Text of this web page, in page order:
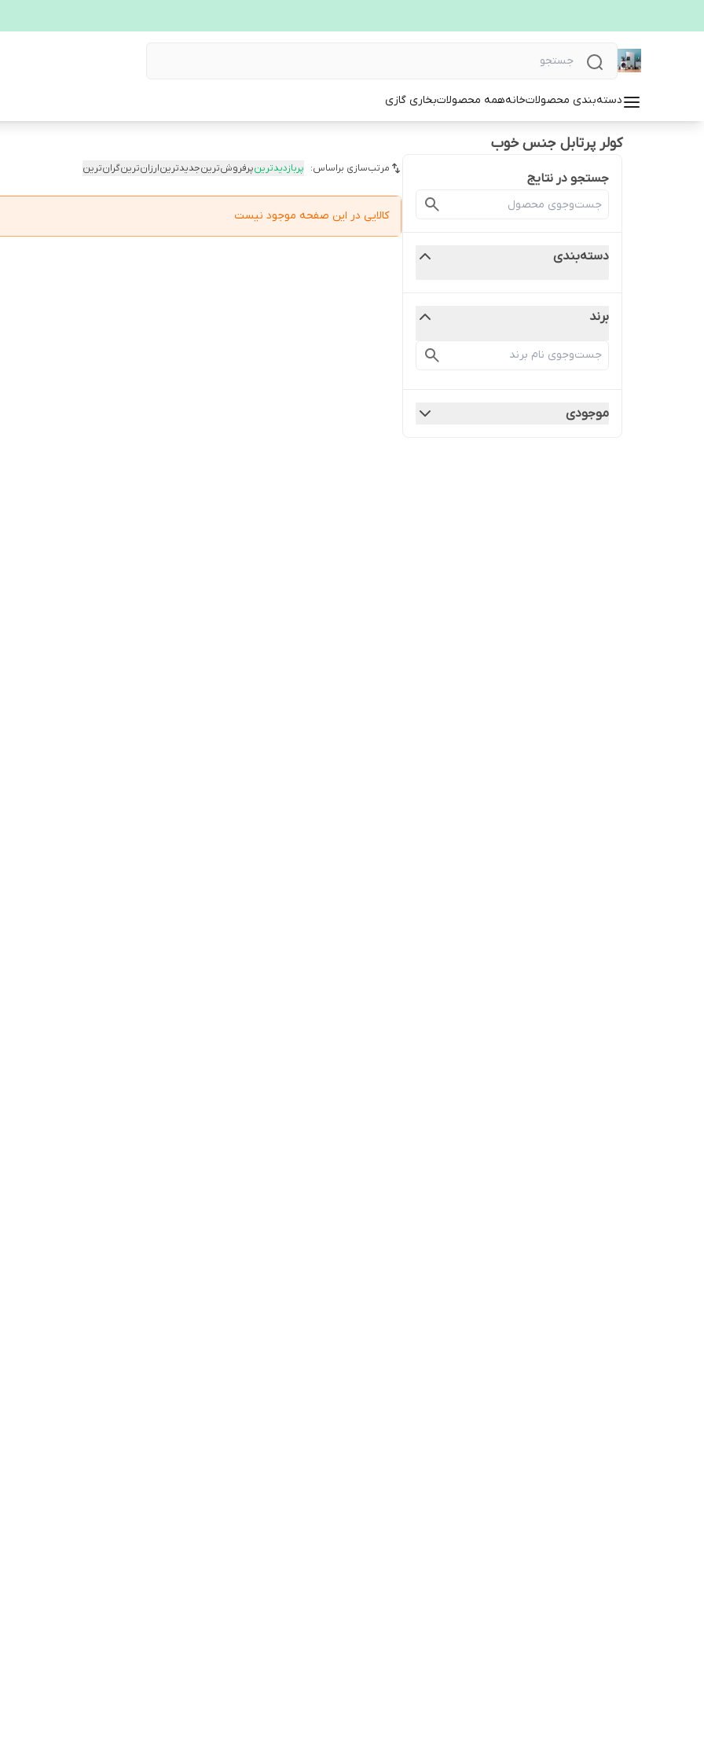
دسته‌بندی محصولاتخانههمه محصولاتبخاری گازی
کولر پرتابل جنس خوب
جستجو در نتایج
دسته‌بندی
برند
موجودی
مرتب‌سازی براساس: پربازدیدترینپرفروش‌ترینجدیدترینارزان‌ترینگران‌ترین
کالایی در این صفحه موجود نیست